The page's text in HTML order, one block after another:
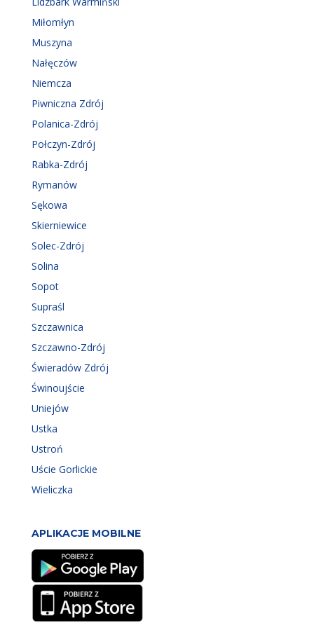
Miłomłyn
Muszyna
Nałęczów
Niemcza
Piwniczna Zdrój
Polanica-Zdrój
Połczyn-Zdrój
Rabka-Zdrój
Rymanów
Sękowa
Skierniewice
Solec-Zdrój
Solina
Sopot
Supraśl
Szczawnica
Szczawno-Zdrój
Świeradów Zdrój
Świnoujście
Uniejów
Ustka
Ustroń
Uście Gorlickie
Wieliczka
APLIKACJE MOBILNE